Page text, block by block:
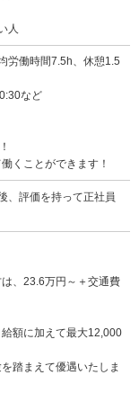
人
労働時間7.5h、休憩1.5
など
くことができます！
、評価を持って正社員
、23.6万円～＋交通費
額に加えて最大12,000
踏まえて優遇いたしま